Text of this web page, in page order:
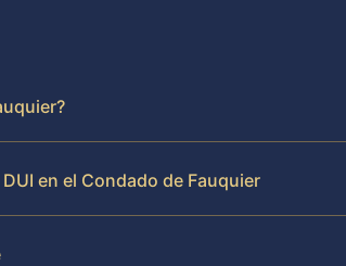
en el Condado de Fauquier